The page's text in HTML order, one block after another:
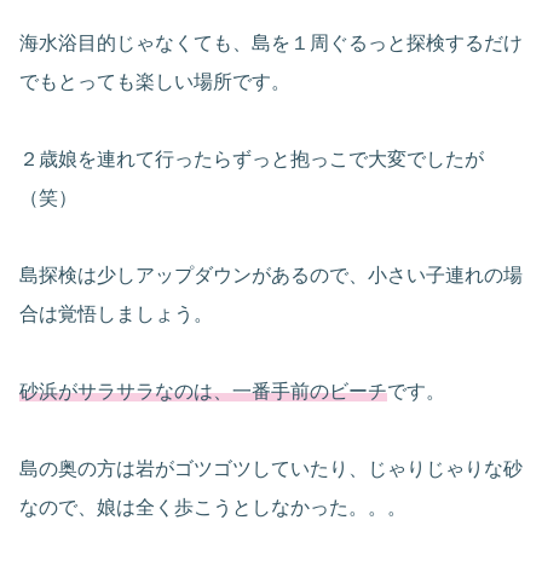
海水浴目的じゃなくても、島を１周ぐるっと探検するだけ
でもとっても楽しい場所です。
２歳娘を連れて行ったらずっと抱っこで大変でしたが
（笑）
島探検は少しアップダウンがあるので、小さい子連れの場
合は覚悟しましょう。
砂浜がサラサラなのは、一番手前のビーチです。
島の奥の方は岩がゴツゴツしていたり、じゃりじゃりな砂
なので、娘は全く歩こうとしなかった。。。